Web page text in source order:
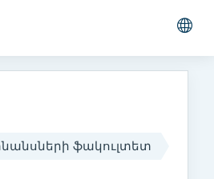
ֆակուլտետ